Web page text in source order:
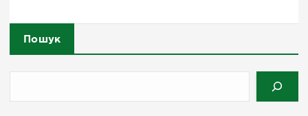
Пошук